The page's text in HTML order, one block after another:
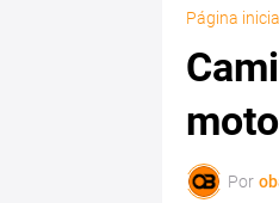
Página inicial
Por